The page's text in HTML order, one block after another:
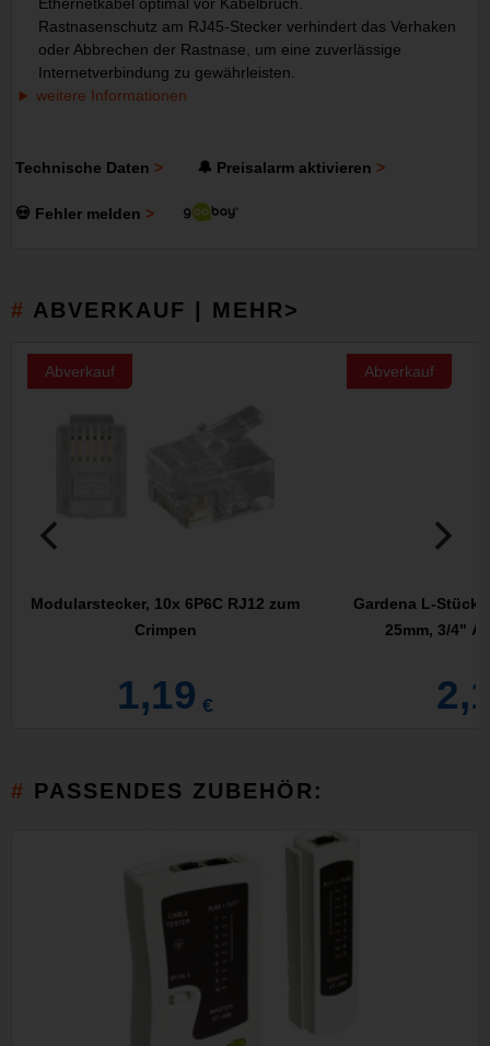
Ethernetkabel optimal vor Kabelbruch.
Rastnasenschutz am RJ45-Stecker verhindert das Verhaken
oder Abbrechen der Rastnase, um eine zuverlässige
Internetverbindung zu gewährleisten.
weitere Informationen
Technische Daten 🔔 Preisalarm aktivieren
💀 Fehler melden
ABVERKAUF | MEHR>
Abverkauf
Modularstecker, 10x 6P6C RJ12 zum
Crimpen
1,19 €
Abverkauf
Gardena L-Stück
25mm, 3/4"
PASSENDES ZUBEHÖR: